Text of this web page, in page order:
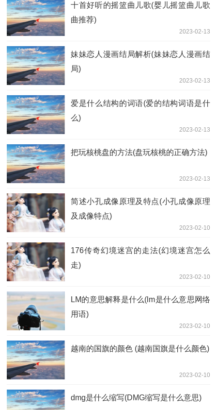
十首好听的摇篮曲儿歌(婴儿摇篮曲儿歌
曲推荐)
2023-02-13
妹妹恋人漫画结局解析(妹妹恋人漫画结
局)
2023-02-13
爱是什么结构的词语(爱的结构词语是什
么)
2023-02-13
把玩核桃盘的方法(盘玩核桃的正确方法)
2023-02-13
简述小孔成像原理及特点(小孔成像原理
及成像特点)
2023-02-10
176传奇幻境迷宫的走法(幻境迷宫怎么
走)
2023-02-10
LM的意思解释是什么(lm是什么意思网络
用语)
2023-02-10
越南的国旗的颜色 (越南国旗是什么颜色)
2023-02-10
dmg是什么缩写(DMG缩写是什么意思)